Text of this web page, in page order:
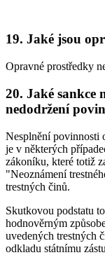
19. Jaké jsou
Opravné prostředky
20. Jaké sankce
nedodržení
Nesplnění povinnosti
je v některých
zákoníku, které totiž
"Neoznámení
trestných činů.
Skutkovou podstatu
hodnověrným
uvedených trestných
odkladu státnímu